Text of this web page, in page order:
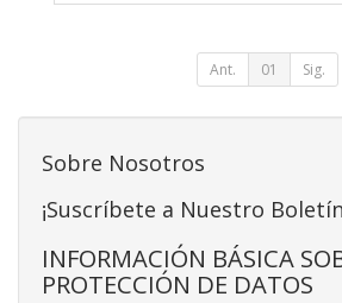
Ant. 01 Sig.
Sobre Nosotros
¡Suscríbete a Nuestro
INFORMACIÓN BÁSICA
PROTECCIÓN DE DATOS